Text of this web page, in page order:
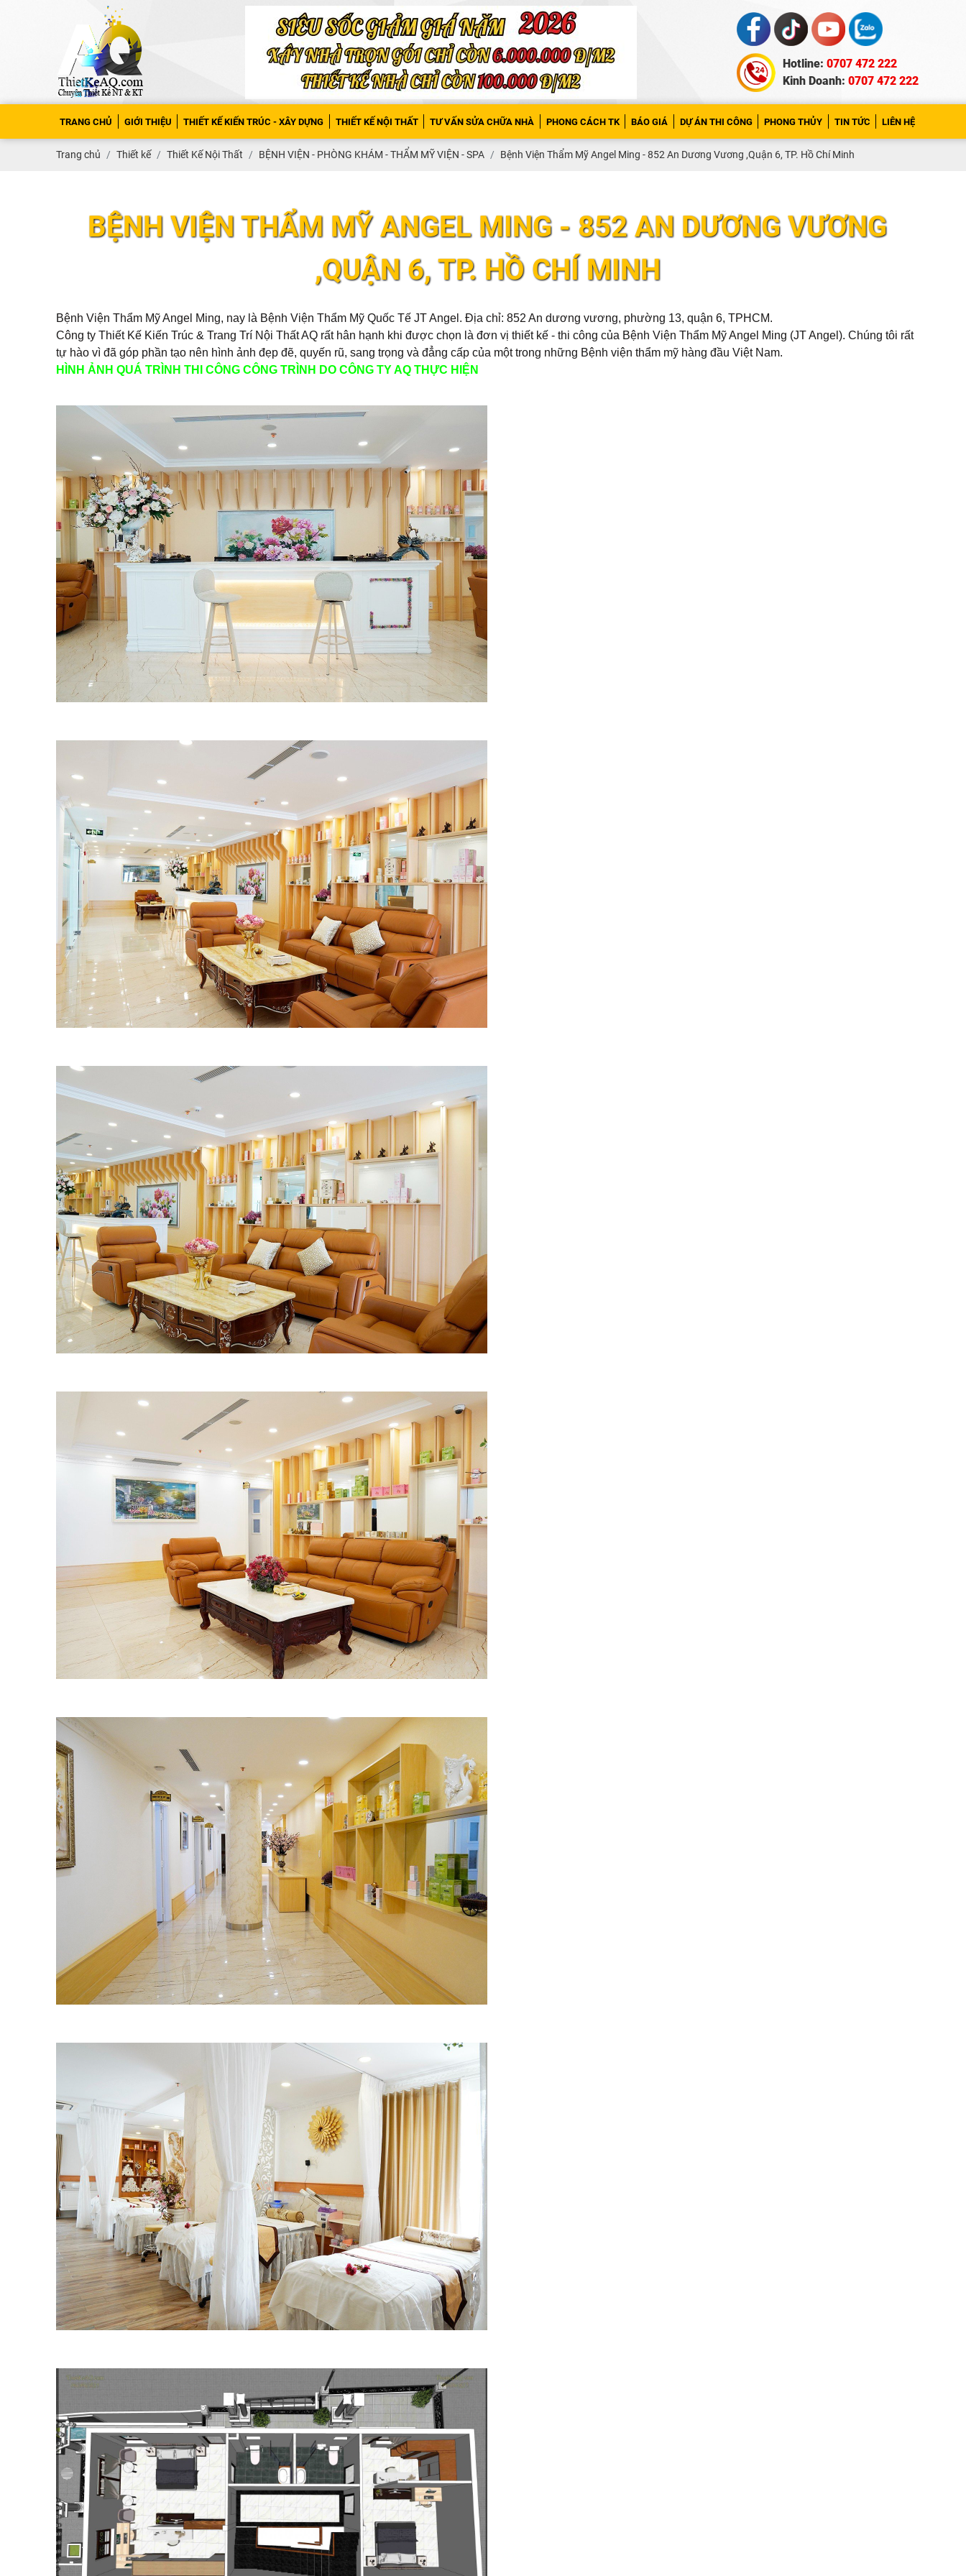
Hotline: 0707 472 222
Kinh Doanh: 0707 472 222
TRANG CHỦ GIỚI THIỆU THIẾT KẾ KIẾN TRÚC - XÂY DỰNG THIẾT KẾ NỘI THẤT TƯ VẤN SỬA CHỮA NHÀ PHONG CÁCH TK BÁO GIÁ DỰ ÁN THI CÔNG PHONG THỦY TIN TỨC LIÊN HỆ
Trang chủ Thiết kế Thiết Kế Nội Thất BỆNH VIỆN - PHÒNG KHÁM - THẨM MỸ VIỆN - SPA Bệnh Viện Thẩm Mỹ Angel Ming - 852 An Dương Vương ,Quận 6, TP. Hồ Chí Minh
BỆNH VIỆN THẨM MỸ ANGEL MING - 852 AN DƯƠNG VƯƠNG
,QUẬN 6, TP. HỒ CHÍ MINH
Bệnh Viện Thẩm Mỹ Angel Ming, nay là Bệnh Viện Thẩm Mỹ Quốc Tế JT Angel. Địa chỉ: 852 An dương vương, phường 13, quận 6, TPHCM.
Công ty Thiết Kế Kiến Trúc & Trang Trí Nội Thất AQ rất hân hạnh khi được chọn là đơn vị thiết kế - thi công của Bệnh Viện Thẩm Mỹ Angel Ming (JT Angel). Chúng tôi rất
tự hào vì đã góp phần tạo nên hình ảnh đẹp đẽ, quyến rũ, sang trọng và đẳng cấp của một trong những Bệnh viện thẩm mỹ hàng đầu Việt Nam.
HÌNH ẢNH QUÁ TRÌNH THI CÔNG CÔNG TRÌNH DO CÔNG TY AQ THỰC HIỆN